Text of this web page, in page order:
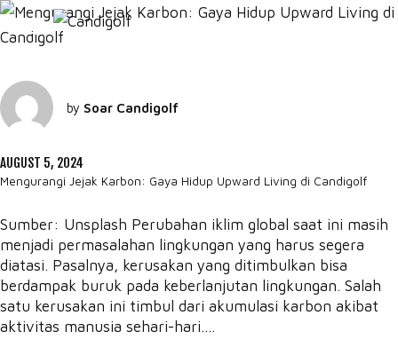
by Soar Candigolf
AUGUST 5, 2024
Mengurangi Jejak Karbon: Gaya Hidup Upward Living di Candigolf
Sumber: Unsplash Perubahan iklim global saat ini masih
menjadi permasalahan lingkungan yang harus segera
diatasi. Pasalnya, kerusakan yang ditimbulkan bisa
berdampak buruk pada keberlanjutan lingkungan. Salah
satu kerusakan ini timbul dari akumulasi karbon akibat
aktivitas manusia sehari-hari....